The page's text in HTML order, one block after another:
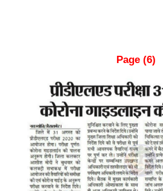
Page (6)